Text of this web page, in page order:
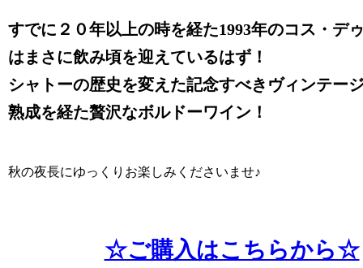
すでに２０年以上の時を経た1993年のコス・デ
はまさに飲み頃を迎えているはず！
シャトーの歴史を変えた記念すべきヴィンテー
熟成を経た贅沢なボルドーワイン！
秋の夜長にゆっくりお楽しみくださいませ♪
☆ご購入はこちらから☆